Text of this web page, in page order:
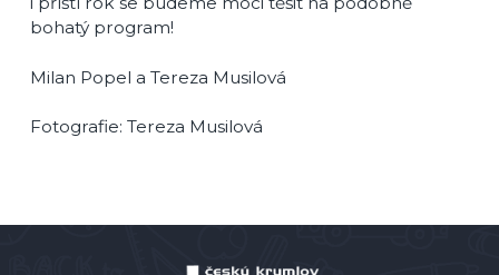
bohatý program!
Milan Popel a Tereza Musilová
Fotografie: Tereza Musilová